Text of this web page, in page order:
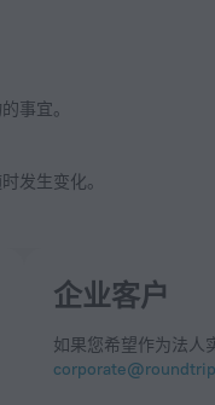
事宜。
发生变化。
企业客户
如果您希望作为法人